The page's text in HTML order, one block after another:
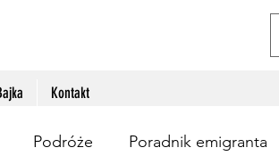
Kontakt
Podróże Poradnik emigranta